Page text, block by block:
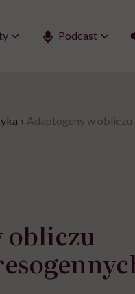
Podcast
› Adaptogeny w
obliczu